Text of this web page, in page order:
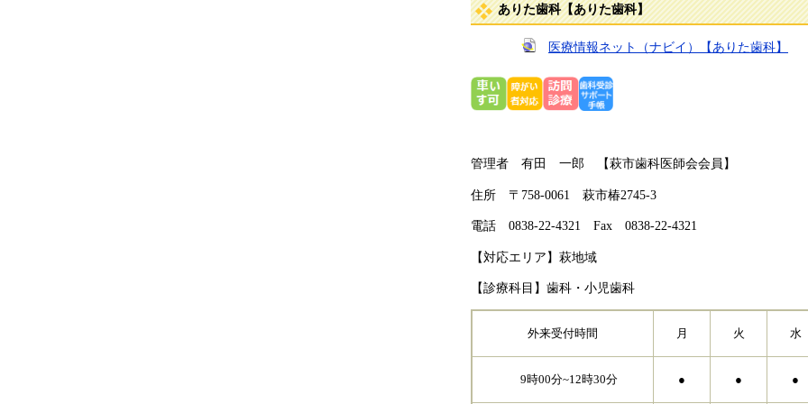
ありた歯科【ありた歯科】
医療情報ネット（ナビイ）【ありた歯科】
管理者 有田 一郎​ 【萩市歯科医師会会員】
住所 〒758-0061 萩市椿2745-3
電話 0838-22-4321 Fax 0838-22-4321
【対応エリア】萩地域
【診療科目】歯科・小児歯科
外来受付時間 月 火 水
9時00分~12時30分 ● ● ●